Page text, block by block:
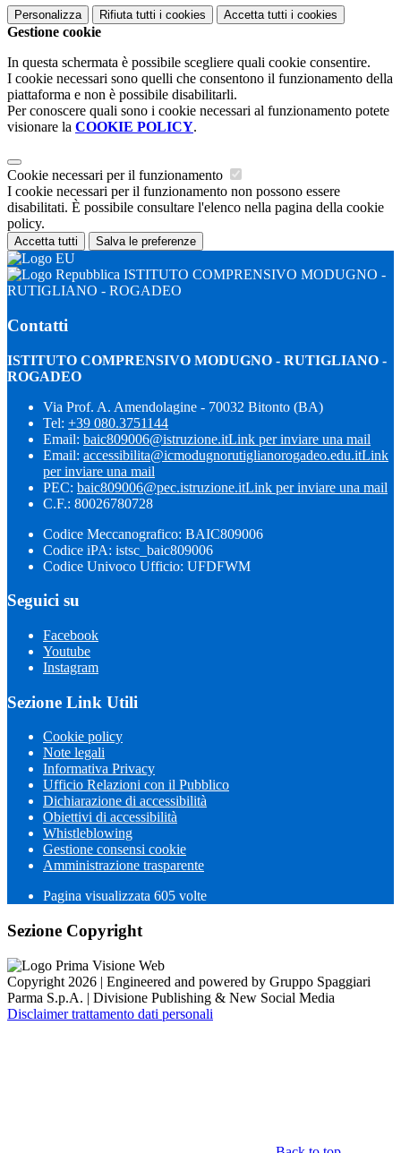
Personalizza Rifiuta tutti i cookies Accetta tutti i cookies
Gestione cookie
In questa schermata è possibile scegliere quali cookie consentire.
I cookie necessari sono quelli che consentono il funzionamento della
piattaforma e non è possibile disabilitarli.
Per conoscere quali sono i cookie necessari al funzionamento potete
visionare la COOKIE POLICY.
Cookie necessari per il funzionamento
I cookie necessari per il funzionamento non possono essere
disabilitati. È possibile consultare l'elenco nella pagina della cookie
policy.
Accetta tutti Salva le preferenze
ISTITUTO COMPRENSIVO MODUGNO -
RUTIGLIANO - ROGADEO
Contatti
ISTITUTO COMPRENSIVO MODUGNO - RUTIGLIANO -
ROGADEO
Via Prof. A. Amendolagine - 70032 Bitonto (BA)
Tel: +39 080.3751144
Email: baic809006@istruzione.itLink per inviare una mail
Email: accessibilita@icmodugnorutiglianorogadeo.edu.itLink
per inviare una mail
PEC: baic809006@pec.istruzione.itLink per inviare una mail
C.F.: 80026780728
Codice Meccanografico: BAIC809006
Codice iPA: istsc_baic809006
Codice Univoco Ufficio: UFDFWM
Seguici su
Facebook
Youtube
Instagram
Sezione Link Utili
Cookie policy
Note legali
Informativa Privacy
Ufficio Relazioni con il Pubblico
Dichiarazione di accessibilità
Obiettivi di accessibilità
Whistleblowing
Gestione consensi cookie
Amministrazione trasparente
Pagina visualizzata 605 volte
Sezione Copyright
Copyright 2026 | Engineered and powered by Gruppo Spaggiari
Parma S.p.A. | Divisione Publishing & New Social Media
Disclaimer trattamento dati personali